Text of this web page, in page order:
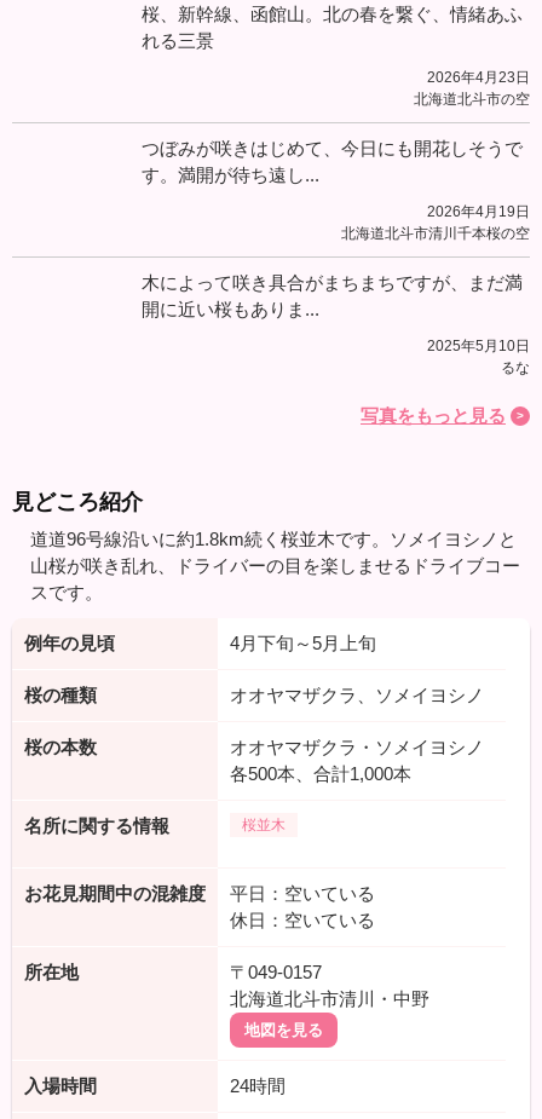
桜、新幹線、函館山。北の春を繋ぐ、情緒あふ
れる三景
2026年4月23日
北海道北斗市の空
つぼみが咲きはじめて、今日にも開花しそうで
す。満開が待ち遠し...
2026年4月19日
北海道北斗市清川千本桜の空
木によって咲き具合がまちまちですが、まだ満
開に近い桜もありま...
2025年5月10日
るな
写真をもっと見る
見どころ紹介
道道96号線沿いに約1.8km続く桜並木です。ソメイヨシノと
山桜が咲き乱れ、ドライバーの目を楽しませるドライブコー
スです。
例年の見頃 4月下旬～5月上旬
桜の種類 オオヤマザクラ、ソメイヨシノ
桜の本数
オオヤマザクラ・ソメイヨシノ
各500本、合計1,000本
名所に関する情報 桜並木
お花見期間中の混雑度
平日：空いている
休日：空いている
所在地
〒049-0157
北海道北斗市清川・中野
地図を見る
入場時間 24時間